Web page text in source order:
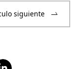
siguiente